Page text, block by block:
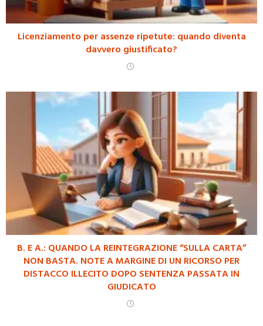
Licenziamento per assenze ripetute: quando diventa
davvero giustificato?
B. E A.: QUANDO LA REINTEGRAZIONE “SULLA CARTA”
NON BASTA. NOTE A MARGINE DI UN RICORSO PER
DISTACCO ILLECITO DOPO SENTENZA PASSATA IN
GIUDICATO